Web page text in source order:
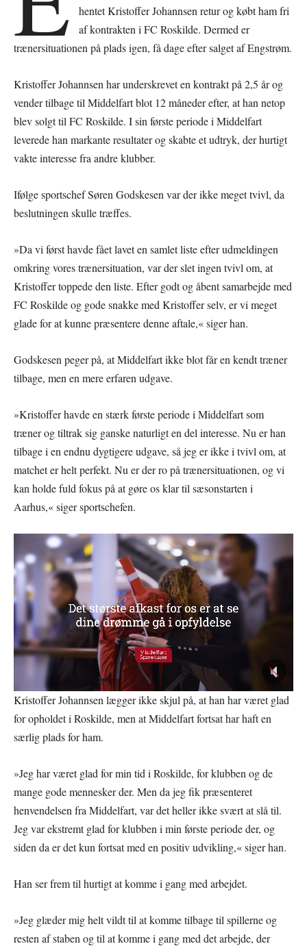
hentet Kristoffer Johannsen retur og købt ham fri
af kontrakten i FC Roskilde. Dermed er
trænersituationen på plads igen, få dage efter salget af Engstrøm.
Kristoffer Johannsen har underskrevet en kontrakt på 2,5 år og
vender tilbage til Middelfart blot 12 måneder efter, at han netop
blev solgt til FC Roskilde. I sin første periode i Middelfart
leverede han markante resultater og skabte et udtryk, der hurtigt
vakte interesse fra andre klubber.
Ifølge sportschef Søren Godskesen var der ikke meget tvivl, da
beslutningen skulle træffes.
»Da vi først havde fået lavet en samlet liste efter udmeldingen
omkring vores trænersituation, var der slet ingen tvivl om, at
Kristoffer toppede den liste. Efter godt og åbent samarbejde med
FC Roskilde og gode snakke med Kristoffer selv, er vi meget
glade for at kunne præsentere denne aftale,« siger han.
Godskesen peger på, at Middelfart ikke blot får en kendt træner
tilbage, men en mere erfaren udgave.
»Kristoffer havde en stærk første periode i Middelfart som
træner og tiltrak sig ganske naturligt en del interesse. Nu er han
tilbage i en endnu dygtigere udgave, så jeg er ikke i tvivl om, at
matchet er helt perfekt. Nu er der ro på trænersituationen, og vi
kan holde fuld fokus på at gøre os klar til sæsonstarten i
Aarhus,« siger sportschefen.
Kristoffer Johannsen lægger ikke skjul på, at han har været glad
for opholdet i Roskilde, men at Middelfart fortsat har haft en
særlig plads for ham.
»Jeg har været glad for min tid i Roskilde, for klubben og de
mange gode mennesker der. Men da jeg fik præsenteret
henvendelsen fra Middelfart, var det heller ikke svært at slå til.
Jeg var ekstremt glad for klubben i min første periode der, og
siden da er det kun fortsat med en positiv udvikling,« siger han.
Han ser frem til hurtigt at komme i gang med arbejdet.
»Jeg glæder mig helt vildt til at komme tilbage til spillerne og
resten af staben og til at komme i gang med det arbejde, der